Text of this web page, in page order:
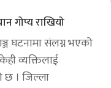
गोप्य राखियो
घटनामा संलग्न भएको
व्यक्तिलाई
छ । जिल्ला